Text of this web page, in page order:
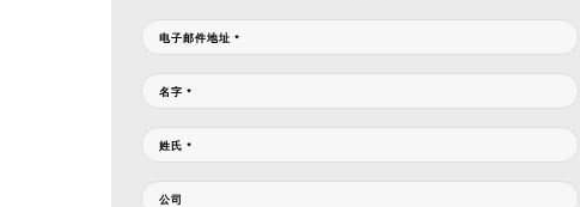
电子邮件地址 *
名字 *
姓氏 *
公司